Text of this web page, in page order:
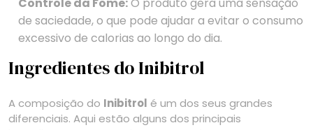
de saciedade, o que pode ajudar a evitar o consumo
excessivo de calorias ao longo do dia.
Ingredientes do Inibitrol
A composição do Inibitrol é um dos seus grandes
diferenciais. Aqui estão alguns dos principais